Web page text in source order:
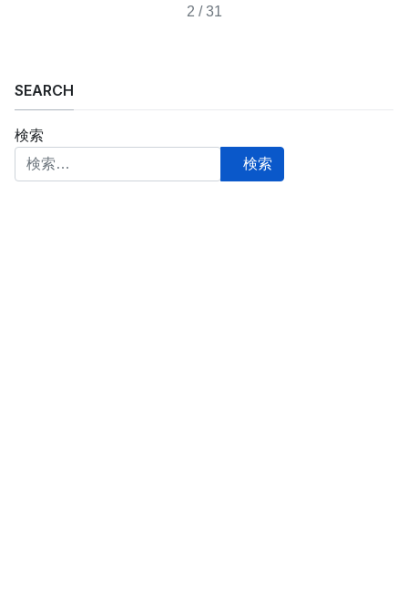
2 / 31
SEARCH
検索
検索